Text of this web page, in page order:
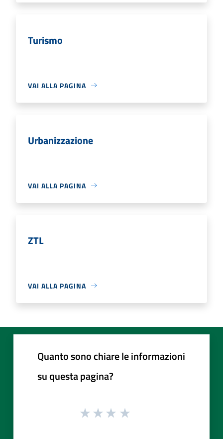
Turismo
VAI ALLA PAGINA
Urbanizzazione
VAI ALLA PAGINA
ZTL
VAI ALLA PAGINA
Quanto sono chiare le informazioni
su questa pagina?